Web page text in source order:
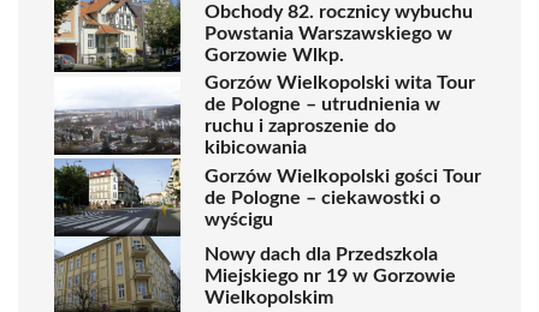
Obchody 82. rocznicy wybuchu
Powstania Warszawskiego w
Gorzowie Wlkp.
Gorzów Wielkopolski wita Tour
de Pologne – utrudnienia w
ruchu i zaproszenie do
kibicowania
Gorzów Wielkopolski gości Tour
de Pologne – ciekawostki o
wyścigu
Nowy dach dla Przedszkola
Miejskiego nr 19 w Gorzowie
Wielkopolskim